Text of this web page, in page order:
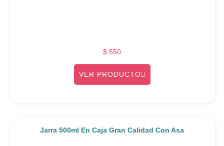
$ 550
VER PRODUCTO
Jarra 500ml En Caja Gran Calidad Con Asa